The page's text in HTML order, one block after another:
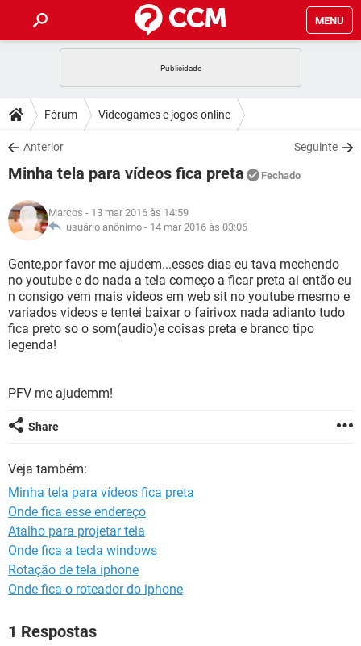
MENU
CELULAR FACEBOOK
OUTLOOK
INSTAGRAM GMAIL
GUIA DE COMPRAS
DICAS
JOGOS WHATSAPP
INSTAGRAM
GUIA DE COMPRAS
DOWNLOADS
JOGOS WHATSAPP
CELULAR
OUTLOOK EXCEL
INSTAGRAM GMAIL
GUIA DE COMPRAS
JOGOS
CELULAR
OUTLOOK EXCEL
INSTAGRAM GMAIL
GUIA DE COMPRAS
GLOSSÁRIO
WHATSAPP
CELULAR FACEBOOK
OUTLOOK EXCEL
INSTAGRAM GMAIL
Fórum Videogames e jogos online
Anterior Seguinte
Minha tela para vídeos fica preta Fechado
Marcos - 13 mar 2016 às 14:59
usuário anônimo - 14 mar 2016 às 03:06
Gente,por favor me ajudem...esses dias eu tava mechendo
no youtube e do nada a tela começo a ficar preta ai então eu
n consigo vem mais videos em web sit no youtube mesmo e
variados videos e tentei baixar o fairivox nada adianto tudo
fica preto so o som(audio)e coisas preta e branco tipo
legenda!
PFV me ajudemm!
Share
Veja também:
Minha tela para vídeos fica preta
Onde fica esse endereço
Atalho para projetar tela
Onde fica a tecla windows
Rotação de tela iphone
Onde fica o roteador do iphone
1 Respostas